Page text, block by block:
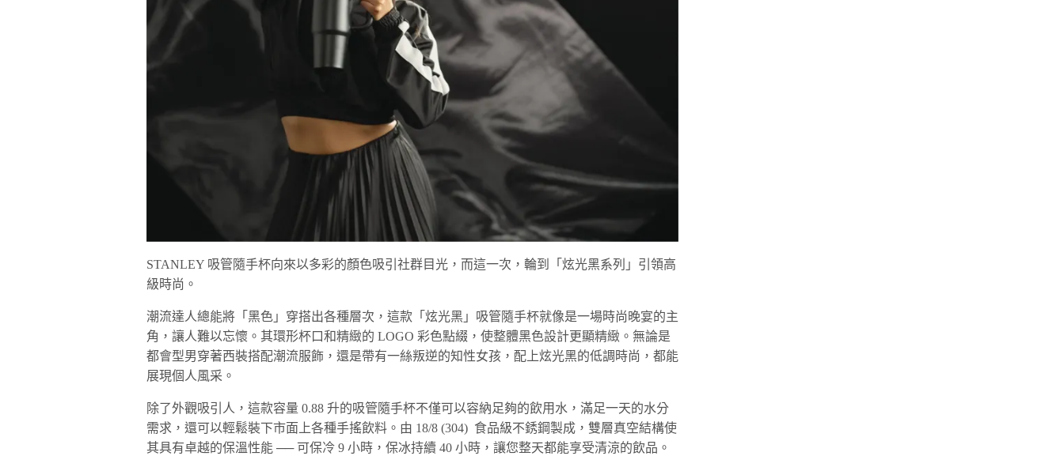
STANLEY 吸管隨手杯向來以多彩的顏色吸引社群目光，而這一次，輪到「炫光黑系列」引領高
級時尚。
潮流達人總能將「黑色」穿搭出各種層次，這款「炫光黑」吸管隨手杯就像是一場時尚晚宴的主
角，讓人難以忘懷。其環形杯口和精緻的 LOGO 彩色點綴，使整體黑色設計更顯精緻。無論是
都會型男穿著西裝搭配潮流服飾，還是帶有一絲叛逆的知性女孩，配上炫光黑的低調時尚，都能
展現個人風采。
除了外觀吸引人，這款容量 0.88 升的吸管隨手杯不僅可以容納足夠的飲用水，滿足一天的水分
需求，還可以輕鬆裝下市面上各種手搖飲料。由 18/8 (304) 食品級不銹鋼製成，雙層真空結構使
其具有卓越的保溫性能 ── 可保冷 9 小時，保冰持續 40 小時，讓您整天都能享受清涼的飲品。